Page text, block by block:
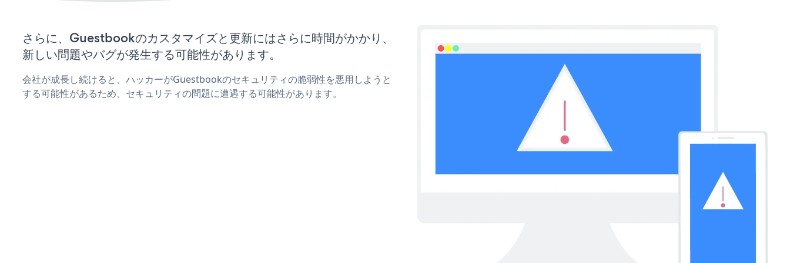
さらに、Guestbookのカスタマイズと更新にはさらに時間がかかり、
新しい問題やバグが発生する可能性があります。
会社が成長し続けると、ハッカーがGuestbookのセキュリティの脆弱性を悪用しようと
する可能性があるため、セキュリティの問題に遭遇する可能性があります。